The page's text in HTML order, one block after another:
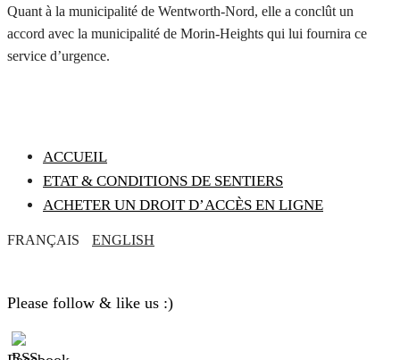
Quant à la municipalité de Wentworth-Nord, elle a conclût un
accord avec la municipalité de Morin-Heights qui lui fournira ce
service d’urgence.
ACCUEIL
ETAT & CONDITIONS DE SENTIERS
ACHETER UN DROIT D’ACCÈS EN LIGNE
FRANÇAIS ENGLISH
Please follow & like us :)